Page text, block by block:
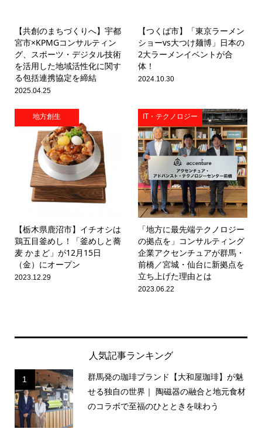
【共創のまちづくりへ】宇都
宮市×KPMGコンサルティン
グ、スポーツ・デジタル技術
を活用した地域活性化に関す
る包括連携協定を締結
2025.04.25
【つくば市】「東京ラーメン
ショーvs大つけ麺博」日本の
2大ラーメンイベントが合
体！
2024.10.30
地方創生
【栃木県鹿沼市】イチオシは
鶏五目釜めし！「釜めしと蕎
麦 かまど」が12月15日
（金）にオープン
2023.12.29
IT・テクノロジー
「地方に最先端テクノロジー
の拠点を」コンサルティング
企業アクセンチュアが群馬・
前橋／宮城・仙台に新拠点を
立ち上げた理由とは
2023.06.22
人気記事ランキング
1
群馬発の珈琲ブランド【大和屋珈琲】が魅
せる独自の世界｜ 陶磁器の融合と地元食材
のコラボで至福のひとときを味わう